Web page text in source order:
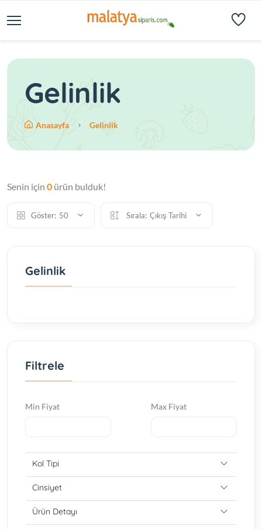
Gelinlik
Anasayfa Gelinlik
Senin için 0 ürün bulduk!
Göster: 50 Sırala: Çıkış Tarihi
Gelinlik
Filtrele
Min Fiyat Max Fiyat
Kol Tipi
Cinsiyet
Ürün Detayı